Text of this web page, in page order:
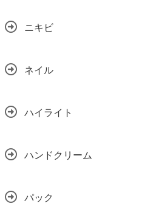
ニキビ
ネイル
ハイライト
ハンドクリーム
パック